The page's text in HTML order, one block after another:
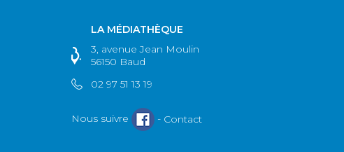
LA MÉDIATHÈQUE
3, avenue Jean Moulin
56150 Baud
02 97 51 13 19
Nous suivre - Contact